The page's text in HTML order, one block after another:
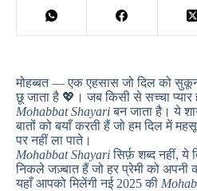
मोहब्बत — एक एहसास जो दिल को
छू जाता है 💖। जब किसी से सच्चा प्यार
Mohabbat Shayariबन जाता है। ये
बातों को बयाँ करती हैं जो हम दिल में
पर नहीं ला पाते।
Mohabbat Shayariसिर्फ़ शब्द नहीं, ये
निकले जज़्बात हैं जो हर प्रेमी को अपनी
यहाँ आपको मिलेंगी नई 2025 की